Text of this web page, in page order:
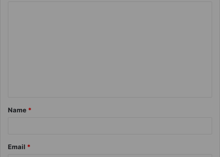
Name *
Email *